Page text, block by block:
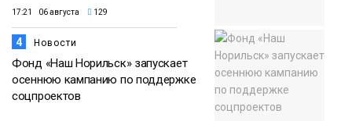
17:21 06 августа 129
4 Новости
Фонд «Наш Норильск» запускает
осеннюю кампанию по поддержке
соцпроектов